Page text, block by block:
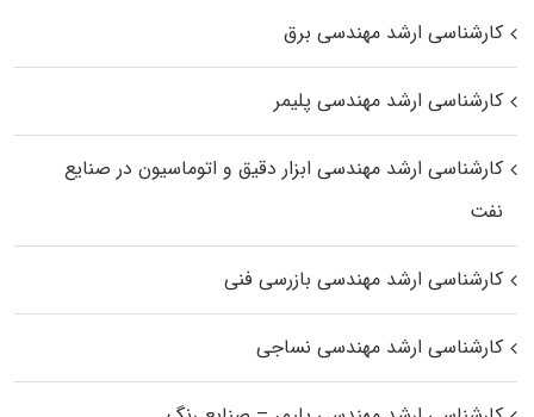
کارشناسی ارشد مهندسی برق
کارشناسی ارشد مهندسی پلیمر
کارشناسی ارشد مهندسی ابزار دقیق و اتوماسیون در صنایع
نفت
کارشناسی ارشد مهندسی بازرسی فنی
کارشناسی ارشد مهندسی نساجی